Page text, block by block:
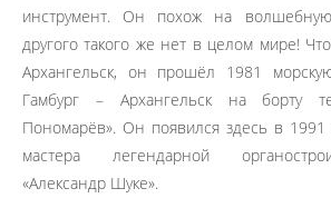
инструмент. Он похож на
другого такого же нет в целом мире!
Архангельск, он прошёл 1981
Гамбург – Архангельск на борту
Пономарёв». Он появился здесь в 1991
мастера легендарной
«Александр Шуке».